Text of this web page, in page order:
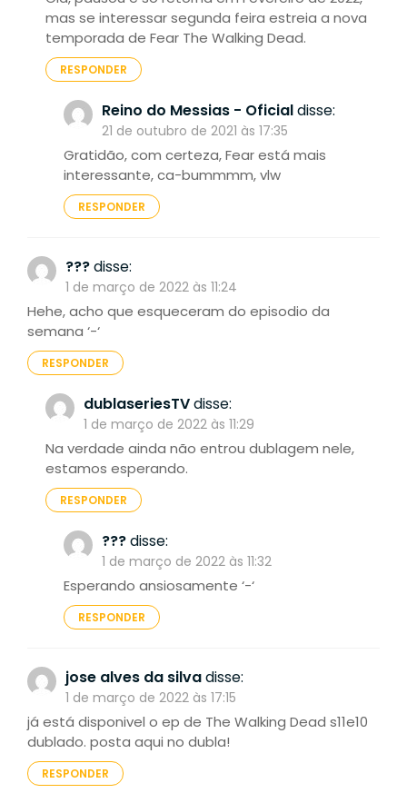
mas se interessar segunda feira estreia a nova
temporada de Fear The Walking Dead.
RESPONDER
Reino do Messias - Oficialdisse:
21 de outubro de 2021 às 17:35
Gratidão, com certeza, Fear está mais
interessante, ca-bummmm, vlw
RESPONDER
???disse:
1 de março de 2022 às 11:24
Hehe, acho que esqueceram do episodio da
semana ‘-‘
RESPONDER
dublaseriesTVdisse:
1 de março de 2022 às 11:29
Na verdade ainda não entrou dublagem nele,
estamos esperando.
RESPONDER
???disse:
1 de março de 2022 às 11:32
Esperando ansiosamente ‘-‘
RESPONDER
jose alves da silvadisse:
1 de março de 2022 às 17:15
já está disponivel o ep de The Walking Dead s11e10
dublado. posta aqui no dubla!
RESPONDER